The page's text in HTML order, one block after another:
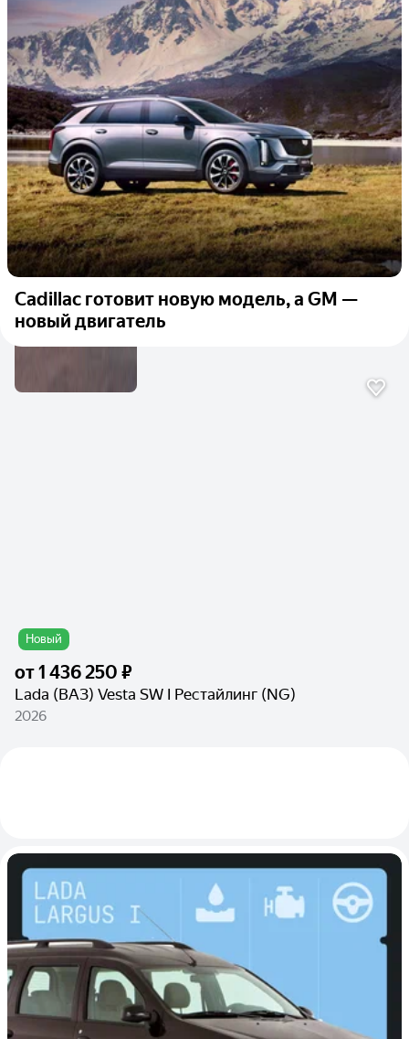
Cadillac готовит новую модель, а GM —
новый двигатель
Новый
от1 436 250 ₽
Lada (ВАЗ) Vesta SW I Рестайлинг (NG)
2026